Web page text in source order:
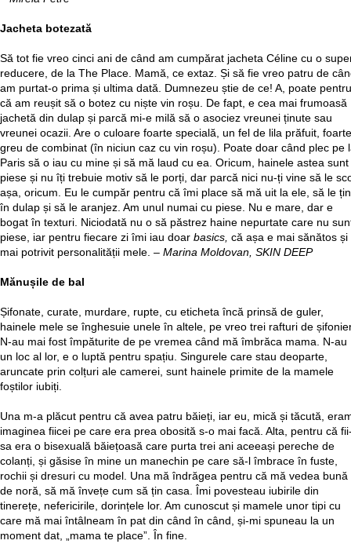
Jacheta botezată
Să tot fie vreo cinci ani de când am cumpărat jacheta Céline cu o
reducere, de la The Place. Mamă, ce extaz. Și să fie vreo patru de
am purtat-o prima și ultima dată. Dumnezeu știe de ce! A, poate pentru
că am reușit să o botez cu niște vin roșu. De fapt, e cea mai frumoasă
jachetă din dulap și parcă mi-e milă să o asociez vreunei ținute sau
vreunei ocazii. Are o culoare foarte specială, un fel de lila prăfuit, foarte
greu de combinat (în niciun caz cu vin roșu). Poate doar când plec pe
Paris să o iau cu mine și să mă laud cu ea. Oricum, hainele astea sunt
piese și nu îți trebuie motiv să le porți, dar parcă nici nu-ți vine să le
așa, oricum. Eu le cumpăr pentru că îmi place să mă uit la ele, să le țin
în dulap și să le aranjez. Am unul numai cu piese. Nu e mare, dar e
bogat în texturi. Niciodată nu o să păstrez haine nepurtate care nu
piese, iar pentru fiecare zi îmi iau doar basics, că așa e mai sănătos și
mai potrivit personalității mele. – Marina Moldovan, SKIN DEEP
Mănușile de bal
Șifonate, curate, murdare, rupte, cu eticheta încă prinsă de guler,
hainele mele se înghesuie unele în altele, pe vreo trei rafturi de
N-au mai fost împăturite de pe vremea când mă îmbrăca mama. N-au
un loc al lor, e o luptă pentru spațiu. Singurele care stau deoparte,
aruncate prin colțuri ale camerei, sunt hainele primite de la mamele
foștilor iubiți.
Una m-a plăcut pentru că avea patru băieți, iar eu, mică și tăcută,
imaginea fiicei pe care era prea obosită s-o mai facă. Alta, pentru că
sa era o bisexuală băiețoasă care purta trei ani aceeași pereche de
colanți, și găsise în mine un manechin pe care să-l îmbrace în fuste,
rochii și dresuri cu model. Una mă îndrăgea pentru că mă vedea bună
de noră, să mă învețe cum să țin casa. Îmi povesteau iubirile din
tinerețe, nefericirile, dorințele lor. Am cunoscut și mamele unor tipi cu
care mă mai întâlneam în pat din când în când, și-mi spuneau la un
moment dat, „mama te place”. În fine.